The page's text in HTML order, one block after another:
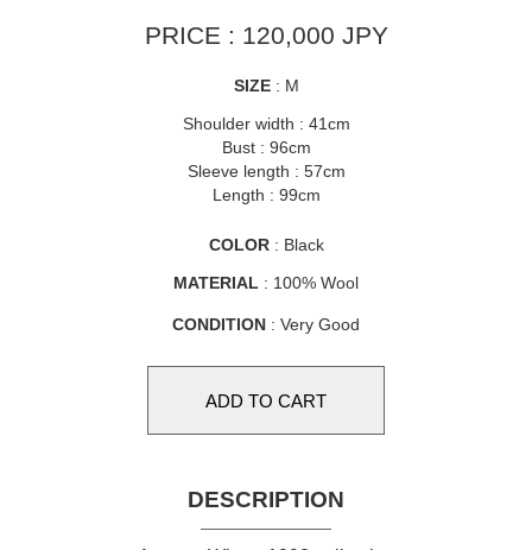
PRICE : 120,000 JPY
SIZE: M
Shoulder width : 41cm
Bust : 96cm
Sleeve length : 57cm
Length : 99cm
COLOR: Black
MATERIAL : 100% Wool
CONDITION : Very Good
DESCRIPTION